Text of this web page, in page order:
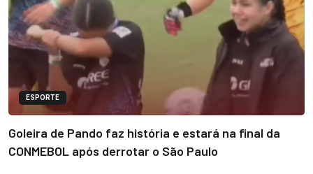
ESPORTE
Goleira de Pando faz história e estará na final da
CONMEBOL após derrotar o São Paulo